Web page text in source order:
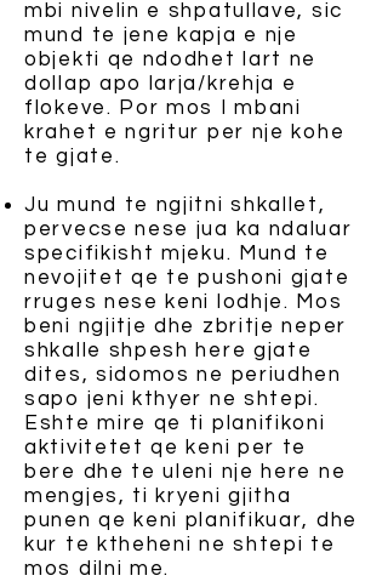
mbi nivelin e shpatullave, sic
mund te jene kapja e nje
objekti qe ndodhet lart ne
dollap apo larja/krehja e
flokeve. Por mos I mbani
krahet e ngritur per nje kohe
te gjate.
Ju mund te ngjitni shkallet,
pervecse nese jua ka ndaluar
specifikisht mjeku. Mund te
nevojitet qe te pushoni gjate
rruges nese keni lodhje. Mos
beni ngjitje dhe zbritje neper
shkalle shpesh here gjate
dites, sidomos ne periudhen
sapo jeni kthyer ne shtepi.
Eshte mire qe ti planifikoni
aktivitetet qe keni per te
bere dhe te uleni nje here ne
mengjes, ti kryeni gjitha
punen qe keni planifikuar, dhe
kur te ktheheni ne shtepi te
mos dilni me.